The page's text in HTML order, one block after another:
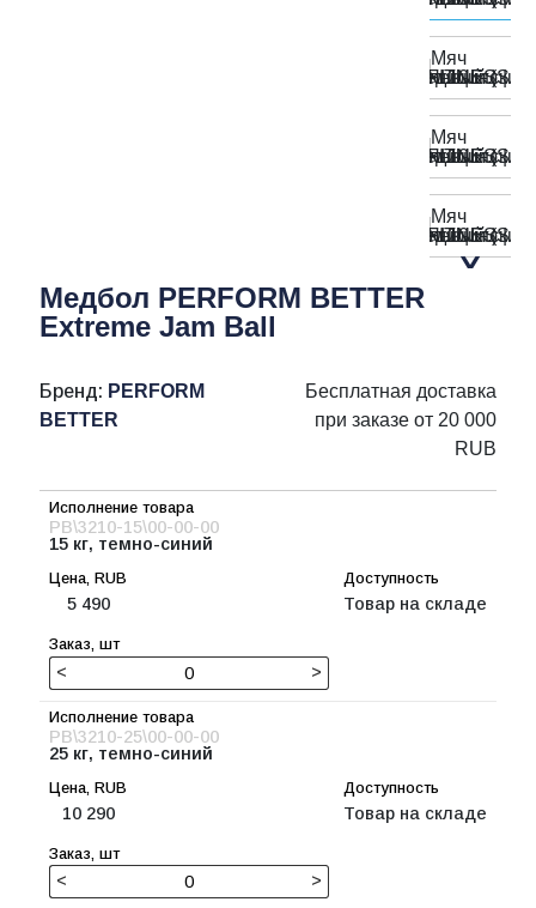
Медбол PERFORM BETTER
Extreme Jam Ball
Бренд: PERFORM
BETTER
Бесплатная доставка
при заказе от 20 000
RUB
PB\3210-15\00-00-00
15 кг, темно-синий
5 490 Товар на складе
< >
PB\3210-25\00-00-00
25 кг, темно-синий
10 290 Товар на складе
< >